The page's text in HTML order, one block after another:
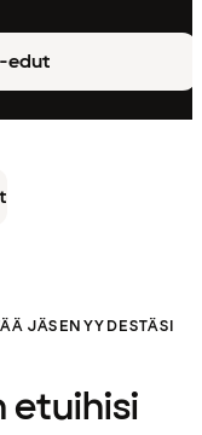
edut
JÄSENYYDESTÄSI
etuihisi